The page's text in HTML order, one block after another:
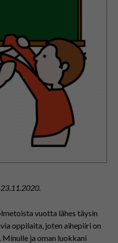
23.11.2020.
vuotta lähes täysin
oppilaita, joten aihepiiri on
ja oman luokkani